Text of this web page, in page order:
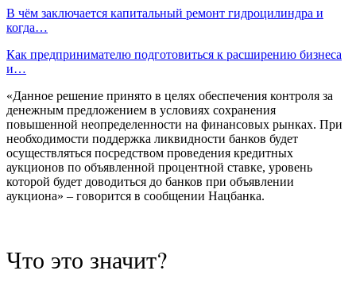
В чём заключается капитальный ремонт гидроцилиндра и
когда…
Как предпринимателю подготовиться к расширению бизнеса
и…
«Данное решение принято в целях обеспечения контроля за
денежным предложением в условиях сохранения
повышенной неопределенности на финансовых рынках. При
необходимости поддержка ликвидности банков будет
осуществляться посредством проведения кредитных
аукционов по объявленной процентной ставке, уровень
которой будет доводиться до банков при объявлении
аукциона» – говорится в сообщении Нацбанка.
Что это значит?